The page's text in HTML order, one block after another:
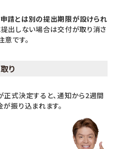
請とは別の提出期限が設けられ
出しない場合は交付が取り消さ
です。
り
式決定すると、通知から2週間
振り込まれます。